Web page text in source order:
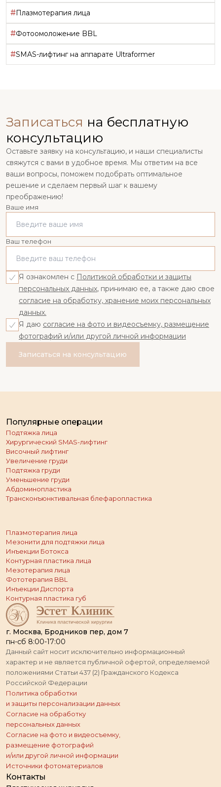
#Плазмотерапия лица
#Фотоомоложение BBL
#SMAS-лифтинг на аппарате Ultraformer
Записаться на бесплатную
консультацию
Оставьте заявку на консультацию, и наши специалисты
свяжутся с вами в удобное время. Мы ответим на все
ваши вопросы, поможем подобрать оптимальное
решение и сделаем первый шаг к вашему
преображению!
Ваше имя
Ваш телефон
Я ознакомлен с Политикой обработки и защиты
персональных данных, принимаю ее, а также даю свое
согласие на обработку, хранение моих персональных
данных.
Я даю согласие на фото и видеосъемку, размещение
фотографий и/или другой личной информации
Записаться на консультацию
г. Москва, Бродников пер, дом 7
пн-сб 8:00-17:00
Данный сайт носит исключительно информационный
характер и не является публичной офертой, определяемой
положениями Статьи 437 (2) Гражданского Кодекса
Российской Федерации
Политика обработки
и защиты персонализации данных
Согласие на обработку
персональных данных
Согласие на фото и видеосъемку,
размещение фотографий
и/или другой личной информации
Источники фотоматериалов
Популярные операции
Подтяжка лица
Хирургический SMAS-лифтинг
Височный лифтинг
Увеличение груди
Подтяжка груди
Уменьшение груди
Абдоминопластика
Трансконъюнктивальная блефаропластика
Плазмотерапия лица
Мезонити для подтяжки лица
Инъекции Ботокса
Контурная пластика лица
Мезотерапия лица
Фототерапия BBL
Инъекции Диспорта
Контурная пластика губ
Контакты